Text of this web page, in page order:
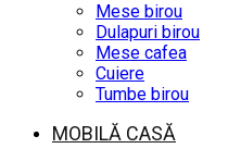
Mese birou
Dulapuri birou
Mese cafea
Cuiere
Tumbe birou
MOBILĂ CASĂ